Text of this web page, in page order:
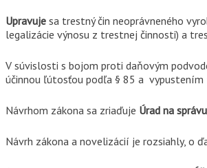
Upravuje sa trestný čin neoprávneného
legalizácie výnosu z trestnej činnosti) a
V súvislosti s bojom proti daňovým
účinnou ľútosťou podľa § 85 a vypustením
Návrhom zákona sa zriaďuje Úrad na
Návrh zákona a novelizácií je rozsiahly, o